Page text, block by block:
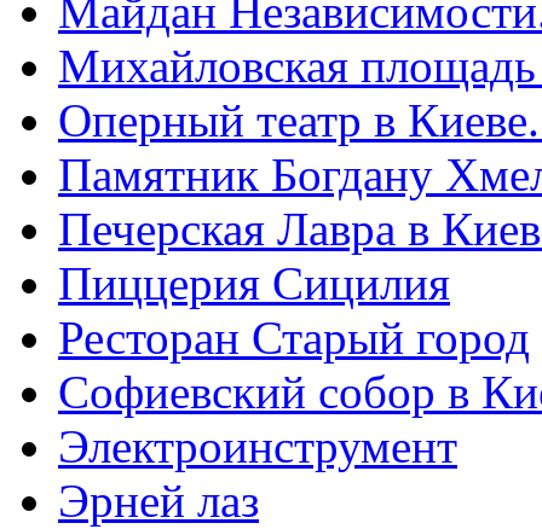
Майдан
Михайловская
Оперный театр в
Памятник Богдану
Печерская Лавра в
Пиццерия Сицилия
Ресторан Старый город
Софиевский собор в
Электроинструмент
Эрней лаз